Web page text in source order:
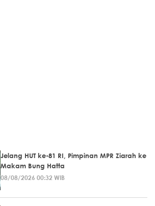
Jelang HUT ke-81 RI, Pimpinan MPR Ziarah ke
Makam Bung Hatta
08/08/2026 00:32 WIB